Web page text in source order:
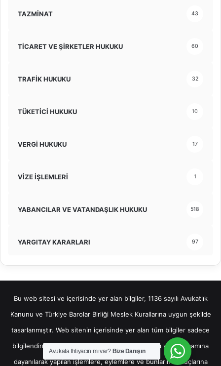
TAZMİNAT 43
TİCARET VE ŞİRKETLER HUKUKU 60
TRAFİK HUKUKU 32
TÜKETİCİ HUKUKU 10
VERGİ HUKUKU 17
VİZE İŞLEMLERİ 1
YABANCILAR VE VATANDAŞLIK HUKUKU 518
YARGITAY KARARLARI 97
Bu web sitesi ve içerisinde yer alan bilgiler, 1136 sayılı Avukatlık
Kanunu ve Türkiye Barolar Birliği Meslek Kurallarına uygun şekilde
tasarlanmıştır. Web sitenin içerisinde yer alan tüm bilgiler sadece
bilgilendirme amaçlı olup, bu bilgilerin bir kısmına veya tamamına
dayanılarak yapılan işlemlere, eylemlere ve bunların sonuçlarına
Avukata İhtiyacın mı var? Bize Danışın